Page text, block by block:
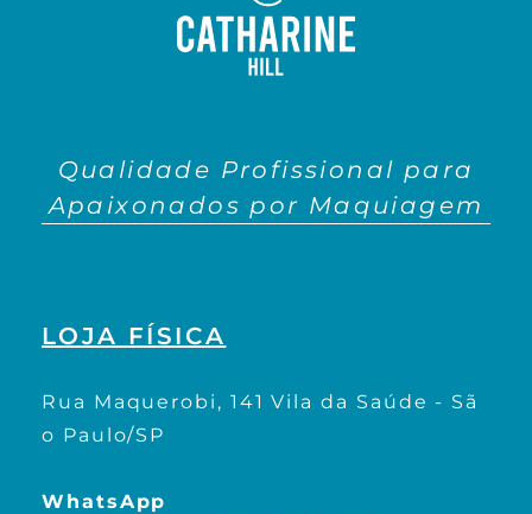
Qualidade Profissional para
Apaixonados por Maquiagem
LOJA FÍSICA
Rua Maquerobi, 141 Vila da Saúde - Sã
o Paulo/SP
WhatsApp